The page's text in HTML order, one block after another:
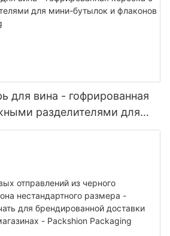
для вина - гофрированная
разделителями для
- Packshion